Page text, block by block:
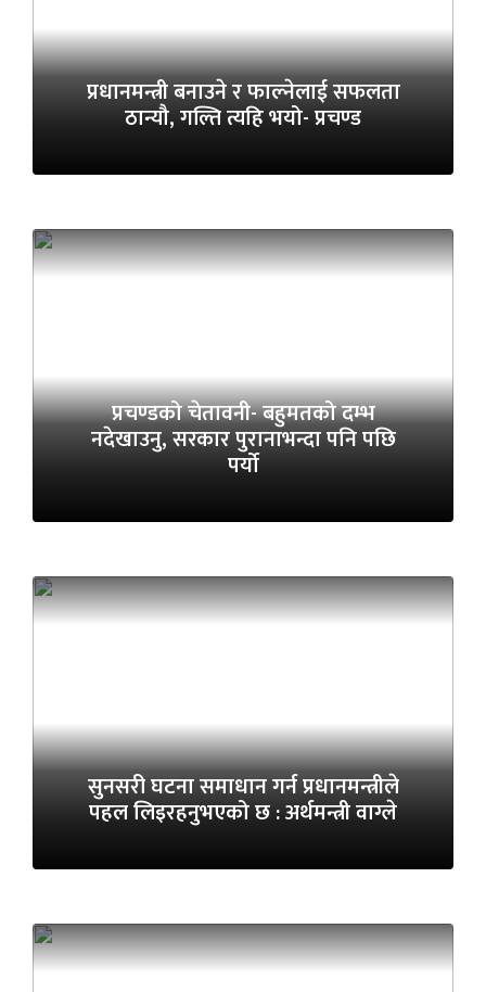
प्रधानमन्त्री बनाउने र फाल्नेलाई सफलता
ठान्यौ, गल्ति त्यहि भयो- प्रचण्ड
प्रचण्डको चेतावनी- बहुमतको दम्भ
नदेखाउनु, सरकार पुरानाभन्दा पनि पछि
पर्यो
सुनसरी घटना समाधान गर्न प्रधानमन्त्रीले
पहल लिइरहनुभएको छ : अर्थमन्त्री वाग्ले